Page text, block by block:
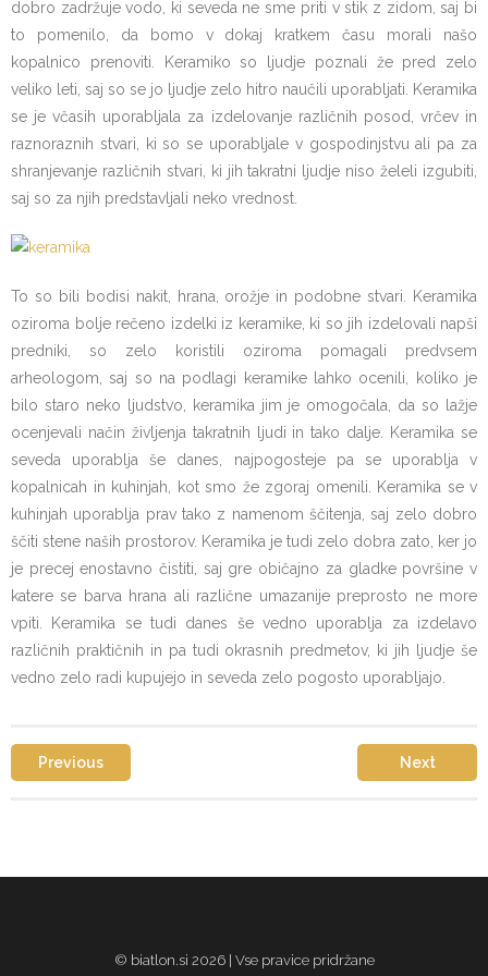
dobro zadržuje vodo, ki seveda ne sme priti v stik z zidom, saj bi
to pomenilo, da bomo v dokaj kratkem času morali našo
kopalnico prenoviti. Keramiko so ljudje poznali že pred zelo
veliko leti, saj so se jo ljudje zelo hitro naučili uporabljati. Keramika
se je včasih uporabljala za izdelovanje različnih posod, vrčev in
raznoraznih stvari, ki so se uporabljale v gospodinjstvu ali pa za
shranjevanje različnih stvari, ki jih takratni ljudje niso želeli izgubiti,
saj so za njih predstavljali neko vrednost.
To so bili bodisi nakit, hrana, orožje in podobne stvari. Keramika
oziroma bolje rečeno izdelki iz keramike, ki so jih izdelovali napši
predniki, so zelo koristili oziroma pomagali predvsem
arheologom, saj so na podlagi keramike lahko ocenili, koliko je
bilo staro neko ljudstvo, keramika jim je omogočala, da so lažje
ocenjevali način življenja takratnih ljudi in tako dalje. Keramika se
seveda uporablja še danes, najpogosteje pa se uporablja v
kopalnicah in kuhinjah, kot smo že zgoraj omenili. Keramika se v
kuhinjah uporablja prav tako z namenom ščitenja, saj zelo dobro
ščiti stene naših prostorov. Keramika je tudi zelo dobra zato, ker jo
je precej enostavno čistiti, saj gre običajno za gladke površine v
katere se barva hrana ali različne umazanije preprosto ne more
vpiti. Keramika se tudi danes še vedno uporablja za izdelavo
različnih praktičnih in pa tudi okrasnih predmetov, ki jih ljudje še
vedno zelo radi kupujejo in seveda zelo pogosto uporabljajo.
Previous Next
© biatlon.si 2026 | Vse pravice pridržane